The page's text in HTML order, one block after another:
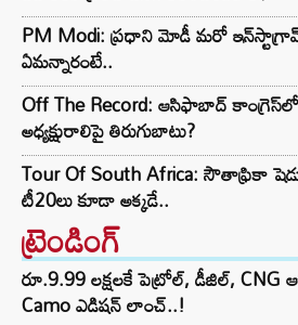
PM Modi: ప్రధాని మోడీ మరో
ఏమన్నారంటే..
Off The Record: ఆసిఫాబాద్ కాంగ్రెస్‌లో
అధ్యక్షురాలిపై తిరుగుబాటు?
Tour Of South Africa: సౌతాఫ్రికా
టీ20లు కూడా అక్కడే..
ట్రెండింగ్‌
రూ.9.99 లక్షలకే పెట్రోల్, డీజిల్, CNG
Camo ఎడిషన్ లాంచ్..!